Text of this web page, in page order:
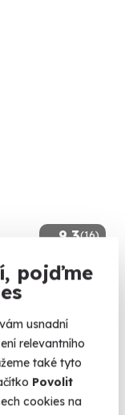
pojďme
usnadní
relevantního
také tyto
Povolit
cookies na
9.3(16)
6000 m